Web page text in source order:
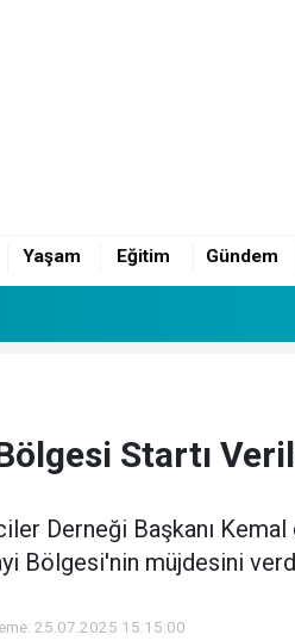
Yaşam Eğitim Gündem
Startı
Derneği Başkanı
Bölgesi'nin müjdesini
25.07.2025 15:15:00